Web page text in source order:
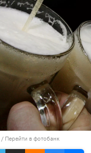
/ Перейти в фотобанк